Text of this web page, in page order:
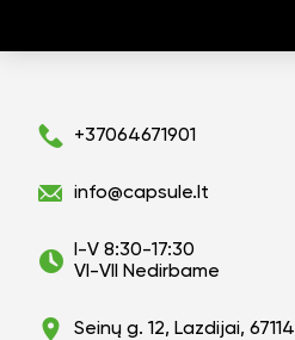
+37064671901
info@capsule.lt
I-V 8:30-17:30
VI-VII Nedirbame
Seinų g. 12, Lazdijai, 67114